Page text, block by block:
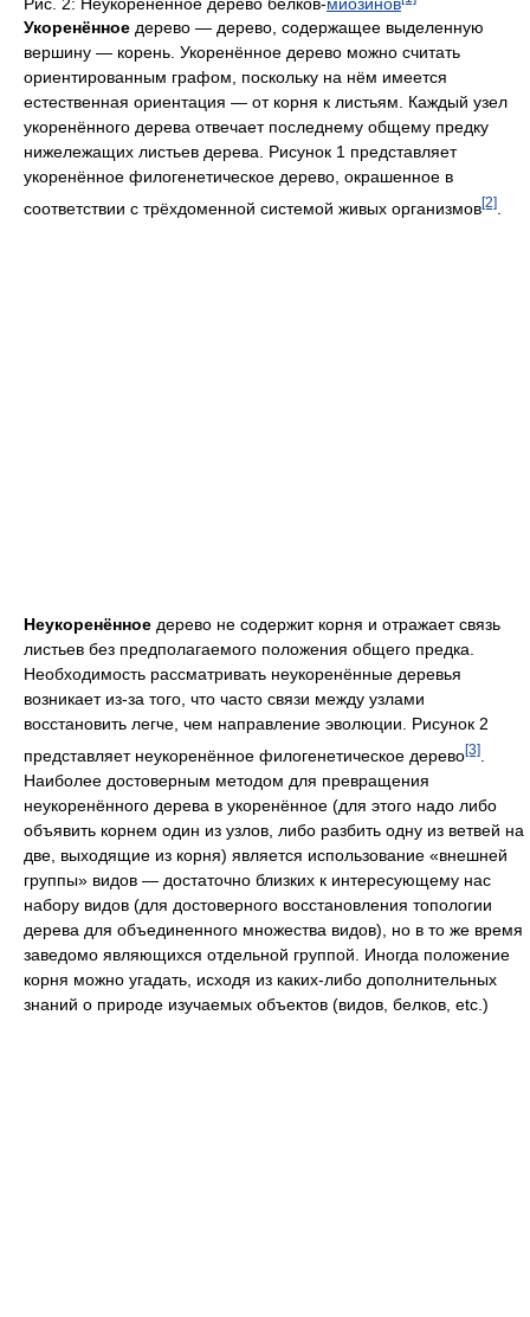
Укоренённое дерево — дерево, содержащее выделенную
вершину — корень. Укоренённое дерево можно считать
ориентированным графом, поскольку на нём имеется
естественная ориентация — от корня к листьям. Каждый узел
укоренённого дерева отвечает последнему общему предку
нижележащих листьев дерева. Рисунок 1 представляет
укоренённое филогенетическое дерево, окрашенное в
соответствии с трёхдоменной системой живых организмов[2]
Неукоренённое дерево не содержит корня и отражает связь
листьев без предполагаемого положения общего предка.
Необходимость рассматривать неукоренённые деревья
возникает из-за того, что часто связи между узлами
восстановить легче, чем направление эволюции. Рисунок 2
представляет неукоренённое филогенетическое дерево[3]
Наиболее достоверным методом для превращения
неукоренённого дерева в укоренённое (для этого надо либо
объявить корнем один из узлов, либо разбить одну из ветвей на
две, выходящие из корня) является использование «внешней
группы» видов — достаточно близких к интересующему нас
набору видов (для достоверного восстановления топологии
дерева для объединенного множества видов), но в то же время
заведомо являющихся отдельной группой. Иногда положение
корня можно угадать, исходя из каких-либо дополнительных
знаний о природе изучаемых объектов (видов, белков, etc.)